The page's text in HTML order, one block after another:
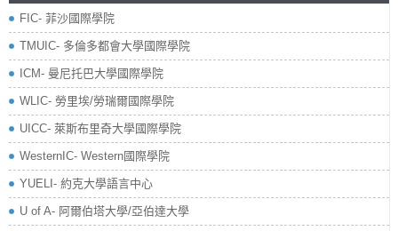
FIC- 菲沙國際學院
TMUIC- 多倫多都會大學國際學院
ICM- 曼尼托巴大學國際學院
WLIC- 勞里埃/勞瑞爾國際學院
UICC- 萊斯布里奇大學國際學院
WesternIC- Western國際學院
YUELI- 約克大學語言中心
U of A- 阿爾伯塔大學/亞伯達大學